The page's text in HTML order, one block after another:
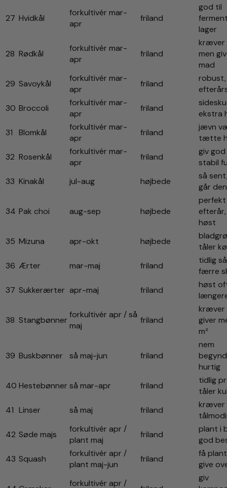
27 Hvidkål
forkultivér mar-
apr
friland
god til
lager
28 Rødkål
forkultivér mar-
apr
friland
kræver
men
mad
29 Savoykål
forkultivér mar-
apr
friland
30 Broccoli
forkultivér mar-
apr
friland
ekstra
31
Blomkål
forkultivér mar-
apr
friland
jævn
tætte
32 Rosenkål
forkultivér mar-
apr
friland
giv
stabil
33 Kinakål jul-aug højbede
så
går
34 Pak choi aug-sep højbede
høst
35 Mizuna apr-okt højbede
tåler
36 Ærter mar-maj friland
tidlig
færre
37 Sukkerærter apr-maj friland
høst
38 Stangbønner
forkultivér apr / så
maj
friland
kræver
giver
m²
39 Buskbønner så maj-jun friland
nem
hurtig
40 Hestebønner så mar-apr friland
tidlig
tåler
41 Linser så maj friland
kræver
42 Søde majs
forkultivér apr /
plant maj
friland
plant i
god
43 Squash
forkultivér apr /
plant maj-jun
friland
få
give
forkultivér apr /
giv